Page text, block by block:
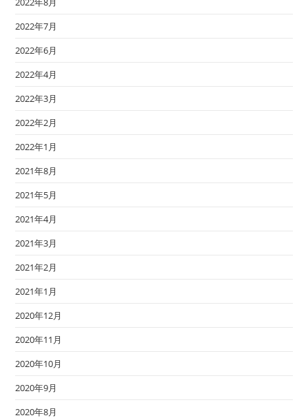
2022年7月
2022年6月
2022年4月
2022年3月
2022年2月
2022年1月
2021年8月
2021年5月
2021年4月
2021年3月
2021年2月
2021年1月
2020年12月
2020年11月
2020年10月
2020年9月
2020年8月